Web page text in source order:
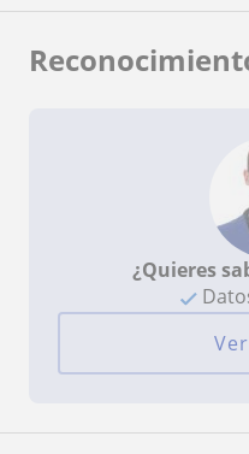
¿Quieres